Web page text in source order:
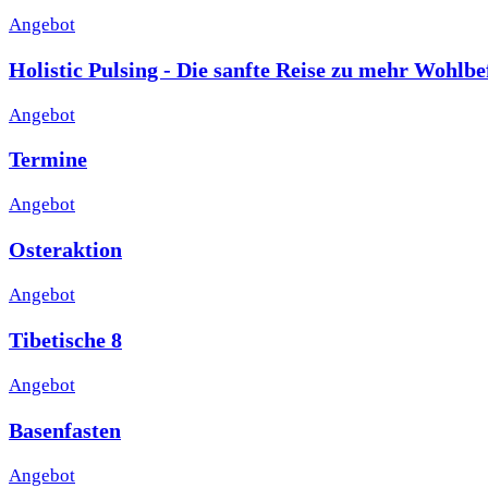
Angebot
Holistic Pulsing - Die sanfte Reise zu mehr
Angebot
Termine
Angebot
Osteraktion
Angebot
Tibetische 8
Angebot
Basenfasten
Angebot